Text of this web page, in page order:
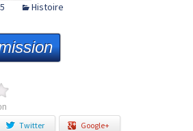
Histoire
Twitter Google+